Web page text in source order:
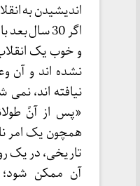
اندیشیدن به
اگر 30 سال
و خوب یک
نشده اند و آن
نیافته اند،
«پس از آنً
همچون یک امر
تاریخی، در یک
آن ممکن